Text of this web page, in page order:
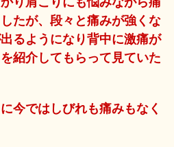
たが、段々と痛みが強くな
るようになり背中に激痛が
紹介してもらって見ていた
今ではしびれも痛みもなく